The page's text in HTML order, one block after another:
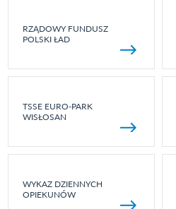
RZĄDOWY FUNDUSZ
POLSKI ŁAD
TSSE EURO-PARK
WISŁOSAN
WYKAZ DZIENNYCH
OPIEKUNÓW